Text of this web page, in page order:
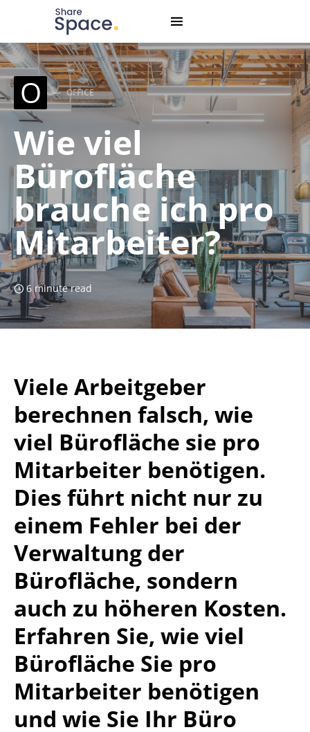
Search for:
When autocomplete results are available use up and
O OFFICE
Wie viel
Bürofläche
brauche ich pro
Mitarbeiter?
6 minute read
Viele Arbeitgeber
berechnen falsch, wie
viel Bürofläche sie pro
Mitarbeiter benötigen.
Dies führt nicht nur zu
einem Fehler bei der
Verwaltung der
Bürofläche, sondern
auch zu höheren Kosten.
Erfahren Sie, wie viel
Bürofläche Sie pro
Mitarbeiter benötigen
und wie Sie Ihr Büro